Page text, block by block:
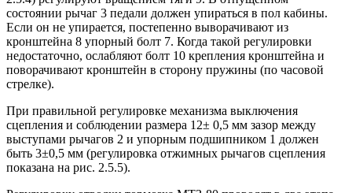
состоянии рычаг 3 педали должен упираться в пол кабины.
Если он не упирается, постепенно выворачивают из
кронштейна 8 упорный болт 7. Когда такой регулировки
недостаточно, ослабляют болт 10 крепления кронштейна и
поворачивают кронштейн в сторону пружины (по часовой
стрелке).
При правильной регулировке механизма выключения
сцепления и соблюдении размера 12± 0,5 мм зазор между
выступами рычагов 2 и упорным подшипником 1 должен
быть 3±0,5 мм (регулировка отжимных рычагов сцепления
показана на рис. 2.5.5).